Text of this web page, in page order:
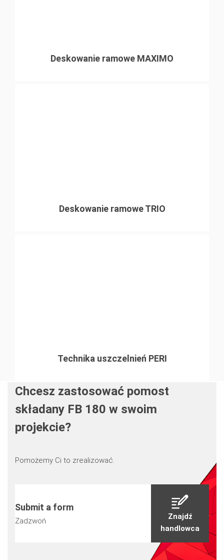
Deskowanie ramowe MAXIMO
Deskowanie ramowe TRIO
Technika uszczelnień PERI
Chcesz zastosować pomost
składany FB 180 w swoim
projekcie?
Pomożemy Ci to zrealizować.
Submit a form
Zadzwoń
Znajdź
handlowca